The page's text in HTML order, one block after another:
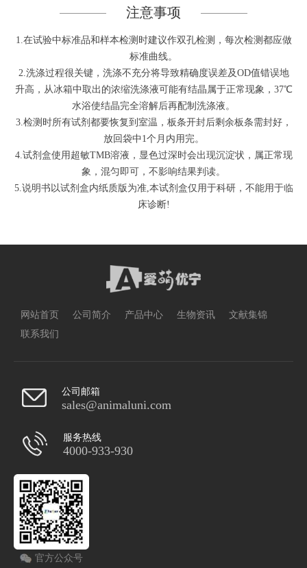
注意事项
1.在试验中标准品和样本检测时建议作双孔检测，每次检测都应做
标准曲线。
2.洗涤过程很关键，洗涤不充分将导致精确度误差及OD值错误地
升高，从冰箱中取出的浓缩洗涤液可能有结晶属于正常现象，37℃
水浴使结晶完全溶解后再配制洗涤液。
3.检测时所有试剂都要恢复到室温，板条开封后剩余板条需封好，
放回袋中1个月内用完。
4.试剂盒使用超敏TMB溶液，显色过深时会出现沉淀状，属正常现
象，混匀即可，不影响结果判读。
5.说明书以试剂盒内纸质版为准,本试剂盒仅用于科研，不能用于临
床诊断!
网站首页 公司简介 产品中心 生物资讯
文献集锦
联系我们
公司邮箱
sales@animaluni.com
服务热线
4000-933-930
官方公众号